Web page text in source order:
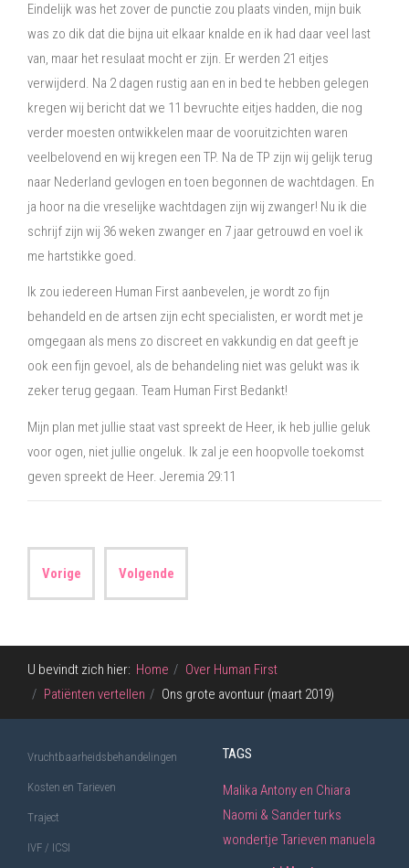
Eindelijk was het zover de punctie zou plaats vinden, mijn buik
was zo dik dat die bijna uit elkaar knalde en ik had daar veel last
van, maar het resulaat mocht er zijn. Er werden 21 eitjes
verwijderd. Na 2 dagen rustig aan en in bed te hebben gelegen
kregen wij bericht dat we 11 bevruchte eitjes hadden, die nog
verder moesten ontwikkelen maar de vooruitzichten waren
veelbelovend en wij kregen een TP. Na de TP zijn wij gelijk terug
naar Nederland gevlogen en toen begonnen de wachtdagen. En
ja hoor na die vreselijke wachtdagen zijn wij zwanger! Nu ik die
schrijf zijn wij 36 weken zwanger en 7 jaar getrouwd en voel ik
me hartstikke goed.
Ik zou iedereen Human First aanbevelen, je wordt zo fijn
behandeld en de artsen zijn echt specialisten, er wordt met je
omgegaan als mens zo discreet en vakkundig en dat geeft je
ook een fijn gevoel, als de behandeling niet was gelukt was ik
zeker terug gegaan. Team Human First Bedankt!
Mijn plan met jullie staat vast spreekt de Heer, ik heb jullie geluk
voor ogen, niet jullie ongeluk. Ik zal je een hoopvolle toekomst
geven spreekt de Heer. Jeremia 29:11
Vorige Volgende
U bevindt zich hier: Home
Over Human First
Patiënten vertellen
Ons grote avontuur (maart 2019)
Vruchtbaarheidsbehandelingen
Kosten en Tarieven
Traject
IVF / ICSI
TAGS
Malika Antony en Chiara
Naomi & Sanderturks
wondertje Tarieven manuela